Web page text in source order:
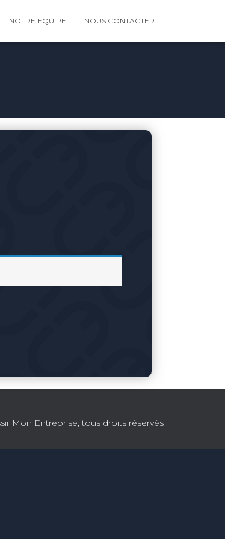
NOTRE EQUIPE NOUS CONTACTER
Mon Entreprise, tous droits réservés